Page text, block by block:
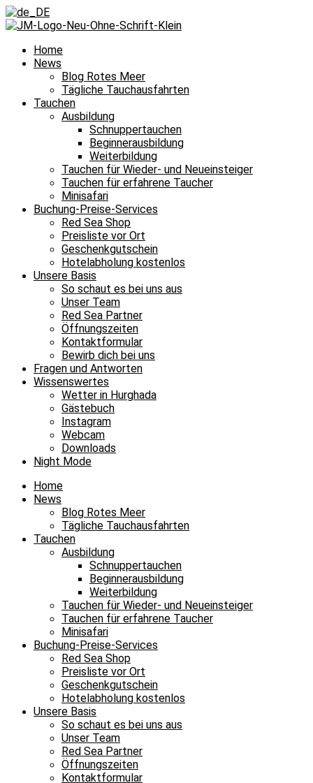
Home
News
Blog Rotes Meer
Tägliche Tauchausfahrten
Tauchen
Ausbildung
Schnuppertauchen
Beginnerausbildung
Weiterbildung
Tauchen für Wieder- und Neueinsteiger
Tauchen für erfahrene Taucher
Minisafari
Buchung-Preise-Services
Red Sea Shop
Preisliste vor Ort
Geschenkgutschein
Hotelabholung kostenlos
Unsere Basis
So schaut es bei uns aus
Unser Team
Red Sea Partner
Öffnungszeiten
Kontaktformular
Bewirb dich bei uns
Fragen und Antworten
Wissenswertes
Wetter in Hurghada
Gästebuch
Instagram
Webcam
Downloads
Night Mode
Home
News
Blog Rotes Meer
Tägliche Tauchausfahrten
Tauchen
Ausbildung
Schnuppertauchen
Beginnerausbildung
Weiterbildung
Tauchen für Wieder- und Neueinsteiger
Tauchen für erfahrene Taucher
Minisafari
Buchung-Preise-Services
Red Sea Shop
Preisliste vor Ort
Geschenkgutschein
Hotelabholung kostenlos
Unsere Basis
So schaut es bei uns aus
Unser Team
Red Sea Partner
Öffnungszeiten
Kontaktformular